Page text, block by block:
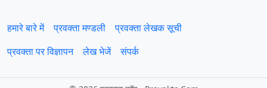
हमारे बारे में प्रवक्‍ता मण्डली
प्रवक्ता लेखक सूची
प्रवक्ता पर विज्ञापन
लेख भेजें संपर्क